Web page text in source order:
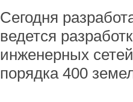
Сегодня
ведется
инженерных
порядка 400